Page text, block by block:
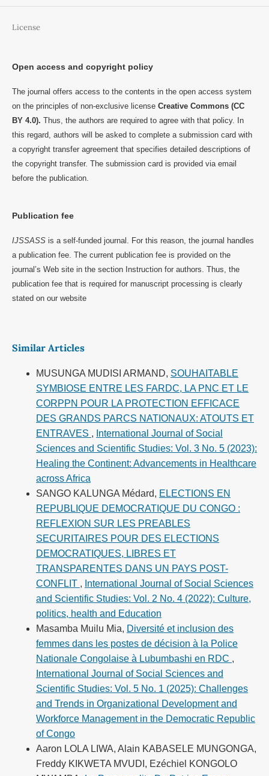
License
Open access and copyright policy
The journal offers access to the contents in the open access system
on the principles of non-exclusive license Creative Commons (CC
BY 4.0). Thus, the authors are required to agree with that policy. In
this regard, authors will be asked to complete a submission card with
a copyright transfer agreement that specifies detailed descriptions of
the copyright transfer. The submission card is provided via email
before the publication.
Publication fee
IJSSASSis a self-funded journal. For this reason, the journal handles
a publication fee. The current publication fee is provided on the
journal’s Web site in the section Instruction for authors. Thus, the
publication fee that is required for manuscript processing is clearly
stated on our website
Similar Articles
MUSUNGA MUDISI ARMAND, SOUHAITABLE
SYMBIOSE ENTRE LES FARDC, LA PNC ET LE
CORPPN POUR LA PROTECTION EFFICACE
DES GRANDS PARCS NATIONAUX: ATOUTS ET
ENTRAVES , International Journal of Social
Sciences and Scientific Studies: Vol. 3 No. 5 (2023):
Healing the Continent: Advancements in Healthcare
across Africa
SANGO KALUNGA Médard, ELECTIONS EN
REPUBLIQUE DEMOCRATIQUE DU CONGO :
REFLEXION SUR LES PREABLES
SECURITAIRES POUR DES ELECTIONS
DEMOCRATIQUES, LIBRES ET
TRANSPARENTES DANS UN PAYS POST-
CONFLIT , International Journal of Social Sciences
and Scientific Studies: Vol. 2 No. 4 (2022): Culture,
politics, health and Education
Masamba Muilu Mia, Diversité et inclusion des
femmes dans les postes de décision à la Police
Nationale Congolaise à Lubumbashi en RDC ,
International Journal of Social Sciences and
Scientific Studies: Vol. 5 No. 1 (2025): Challenges
and Trends in Organizational Development and
Workforce Management in the Democratic Republic
of Congo
Aaron LOLA LIWA, Alain KABASELE MUNGONGA,
Freddy KIKWETA MVUDI, Ezéchiel KONGOLO